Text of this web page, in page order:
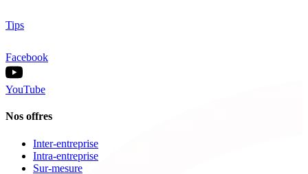
Tips
Facebook
YouTube
Nos offres
Inter-entreprise
Intra-entreprise
Sur-mesure